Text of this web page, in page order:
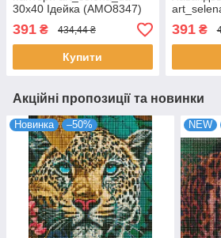
30х40 Ідейка (AMO8347)
391 ₴ 434,44 ₴
Купити
Ідейка
391₴
Акційні пропозиції та новинки
Новинка –50% NEW